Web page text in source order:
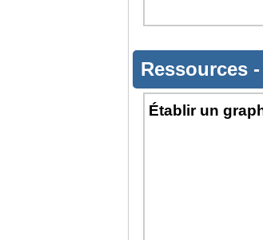
Ressources -
Établir un